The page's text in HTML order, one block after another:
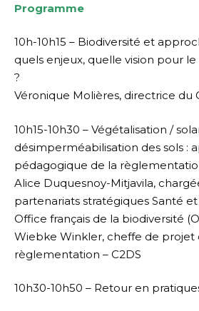
Programme
10h-10h15 – Biodiversité et
quels enjeux, quelle vision pour
?
Véronique Molières, directrice du
10h15-10h30 – Végétalisation /
désimperméabilisation des sols :
pédagogique de la
Alice Duquesnoy-Mitjavila,
partenariats stratégiques Santé
Office français de la biodiversité
Wiebke Winkler, cheffe de
règlementation – C2DS
10h30-10h50 – Retour en